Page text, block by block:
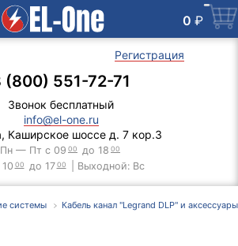
0 ₽
Регистрация
(800) 551-72-71
Звонок бесплатный
info@el-one.ru
Каширское шоссе д. 7 кор.3
Пн — Пт с 09 00 до 18 00
00 до 17 00 | Выходной: Вс
системы Кабель канал "Legrand DLP" и аксессуары